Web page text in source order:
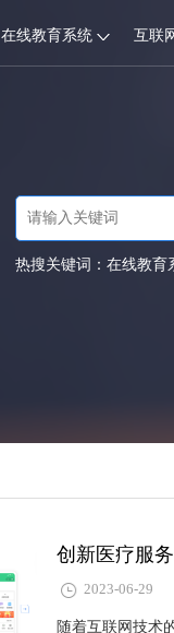
在线教育系统 互联
热搜关键词： 在线教育
创新医疗服
2023-06-29
随着互联网技术